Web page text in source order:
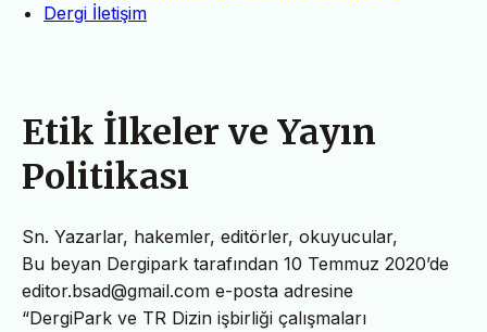
Dergi İletişim
Etik İlkeler ve Yayın
Politikası
Sn. Yazarlar, hakemler, editörler, okuyucular,
Bu beyan Dergipark tarafından 10 Temmuz 2020’de
editor.bsad@gmail.com e-posta adresine
“DergiPark ve TR Dizin işbirliği çalışmaları